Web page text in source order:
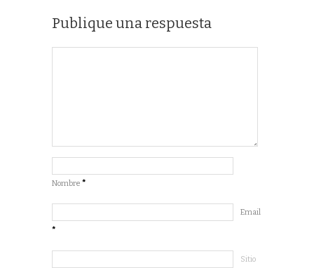
Publique una respuesta
Nombre *
Email
*
Sitio